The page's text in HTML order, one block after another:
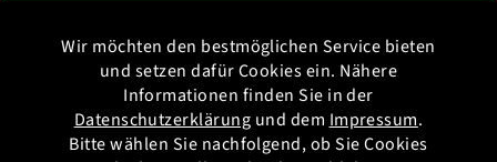
Ladestationen
Support
Impressum
Datenschutz
Datenschutz WhatsApp
Wir möchten den bestmöglichen Service bieten
und setzen dafür Cookies ein. Nähere
Informationen finden Sie in der
Datenschutzerklärung und dem Impressum.
Bitte wählen Sie nachfolgend, ob Sie Cookies